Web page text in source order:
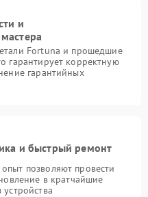
и
Fortuna и прошедшие
гарантирует корректную
гарантийных
и быстрый ремонт
позволяют провести
в кратчайшие